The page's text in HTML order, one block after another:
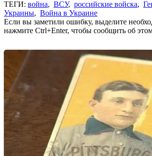
ТЕГИ: война, ВСУ, российские войска,
Украины, Война в Украине
Если вы заметили ошибку, выделите
нажмите Ctrl+Enter, чтобы сообщить об